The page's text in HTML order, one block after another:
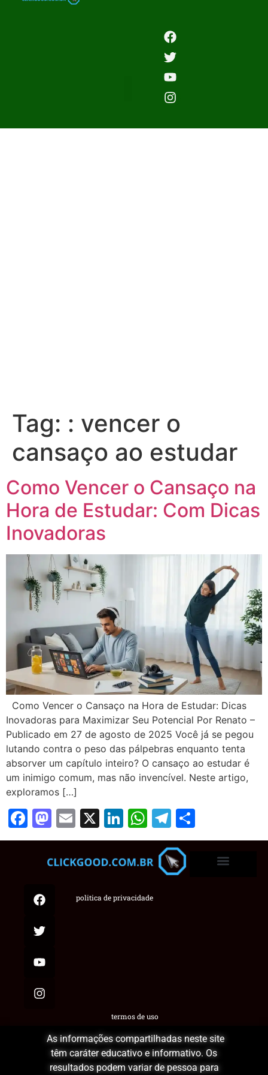
Tag: : vencer o
cansaço ao estudar
Como Vencer o Cansaço na
Hora de Estudar: Com Dicas
Inovadoras
Como Vencer o Cansaço na Hora de Estudar: Dicas
Inovadoras para Maximizar Seu Potencial Por Renato –
Publicado em 27 de agosto de 2025 Você já se pegou
lutando contra o peso das pálpebras enquanto tenta
absorver um capítulo inteiro? O cansaço ao estudar é
um inimigo comum, mas não invencível. Neste artigo,
exploramos […]
Facebook
Mastodon
Email
X LinkedIn
WhatsApp
Telegram
termos de uso
politica de privacidade
As informações compartilhadas neste site
têm caráter educativo e informativo. Os
resultados podem variar de pessoa para